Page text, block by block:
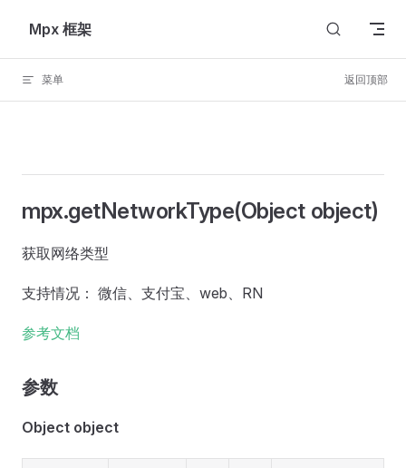
Skip to content
Mpx 框架
菜单 返回顶部
mpx.getNetworkType(Object object)
获取网络类型
支持情况： 微信、支付宝、web、RN
参考文档
参数
Object object